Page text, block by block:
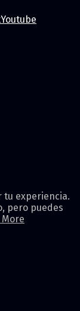
Youtube
tu experiencia.
pero puedes
More